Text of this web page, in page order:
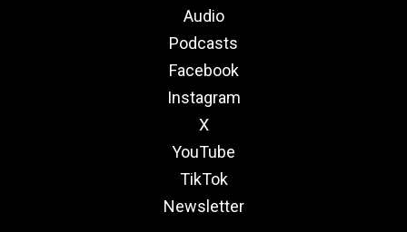
Audio
Podcasts
Facebook
Instagram
X
YouTube
TikTok
Newsletter